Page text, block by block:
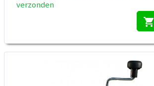
verzonden
shopping_cart